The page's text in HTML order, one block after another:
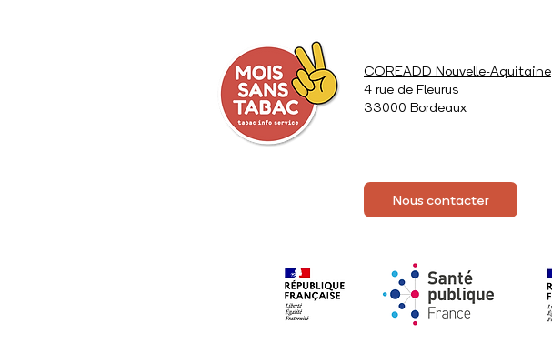
COREADD Nouvelle-Aquitaine
4 rue de Fleurus
33000 Bordeaux
Nous contacter